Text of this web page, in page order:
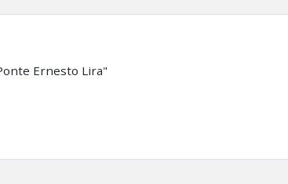
Ernesto Lira"